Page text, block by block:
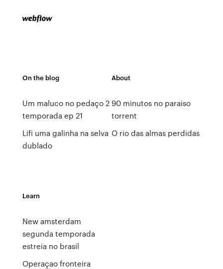
On the blog
Um maluco no pedaço 2
temporada ep 21
Lifi uma galinha na selva
dublado
About
90 minutos no paraiso
torrent
O rio das almas perdidas
Learn
New amsterdam
segunda temporada
estreia no brasil
Operaçao fronteira